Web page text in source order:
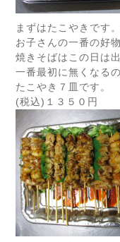
まずはたこやきです
お子さんの一番の好
焼きそばはこの日は
一番最初に無くなる
たこやき７皿です。
(税込)１３５０円